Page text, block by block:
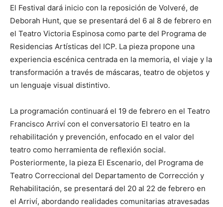
El Festival dará inicio con la reposición de Volveré, de
Deborah Hunt, que se presentará del 6 al 8 de febrero en
el Teatro Victoria Espinosa como parte del Programa de
Residencias Artísticas del ICP. La pieza propone una
experiencia escénica centrada en la memoria, el viaje y la
transformación a través de máscaras, teatro de objetos y
un lenguaje visual distintivo.
La programación continuará el 19 de febrero en el Teatro
Francisco Arriví con el conversatorio El teatro en la
rehabilitación y prevención, enfocado en el valor del
teatro como herramienta de reflexión social.
Posteriormente, la pieza El Escenario, del Programa de
Teatro Correccional del Departamento de Corrección y
Rehabilitación, se presentará del 20 al 22 de febrero en
el Arriví, abordando realidades comunitarias atravesadas